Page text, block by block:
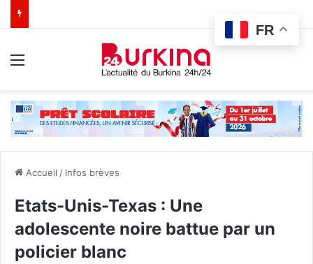
Accueil / Infos brèves
Etats-Unis-Texas : Une
adolescente noire battue par un
policier blanc
FR